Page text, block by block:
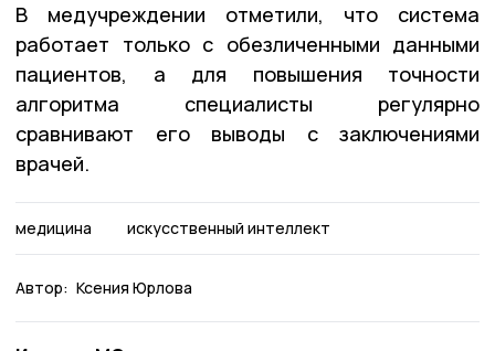
В медучреждении отметили, что система
работает только с обезличенными данными
пациентов, а для повышения точности
алгоритма специалисты регулярно
сравнивают его выводы с заключениями
врачей.
медицина искусственный интеллект
Автор: Ксения Юрлова